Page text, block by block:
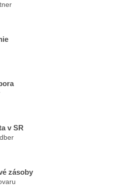
v SR
zásoby